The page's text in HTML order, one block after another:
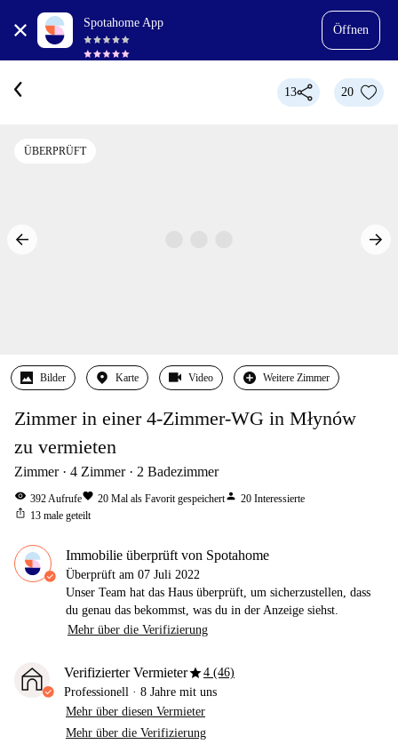
Spotahome App
Öffnen
13 20
ÜBERPRÜFT
Bilder Karte Video Weitere Zimmer
Zimmer in einer 4-Zimmer-WG in Młynów
zu vermieten
Zimmer 4 Zimmer 2 Badezimmer
visibility 392Aufrufefavorite 20 Mal als Favorit gespeichertperson 20 Interessierte
ios_share 13 male geteilt
Immobilie überprüft von Spotahome
Überprüft am 07 Juli 2022
Unser Team hat das Haus überprüft, um sicherzustellen, dass
du genau das bekommst, was du in der Anzeige siehst.
Mehr über die Verifizierung
Verifizierter Vermieterstar4 (46)
Professionell · 8 Jahre mit uns
Mehr über diesen Vermieter
Mehr über die Verifizierung